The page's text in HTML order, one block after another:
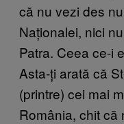
că nu vezi des
Naționalei, nici
Patra. Ceea ce-i
Asta-ți arată că
(printre) cei mai
România, chit că